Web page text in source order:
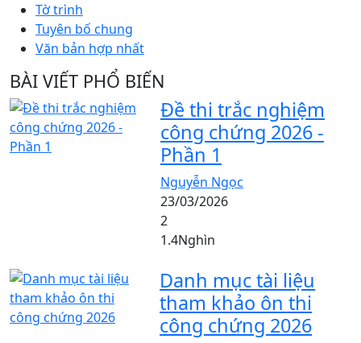
Tờ trình
Tuyên bố chung
Văn bản hợp nhất
BÀI VIẾT PHỔ BIẾN
Đề thi trắc nghiệm
công chứng 2026 -
Phần 1
Nguyễn Ngọc
23/03/2026
2
1.4Nghìn
Danh mục tài liệu
tham khảo ôn thi
công chứng 2026